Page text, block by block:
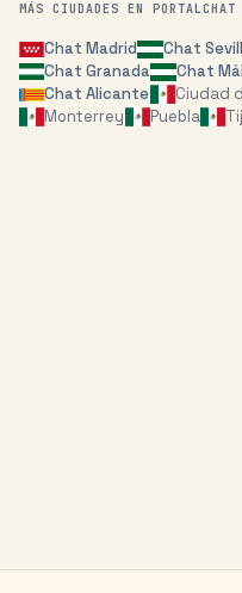
MÁS CIUDADES EN PORTALCHAT
ChatMadrid Chat
ChatGranada Chat
ChatAlicante Ciudad
Monterrey
Puebla